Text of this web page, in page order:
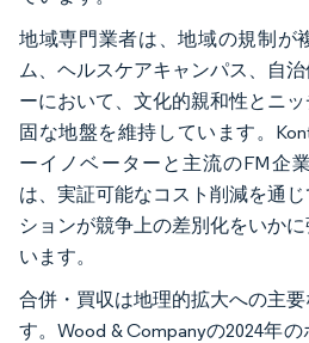
地域専門業者は、地域の規制が
ム、ヘルスケアキャンパス、自
ーにおいて、文化的親和性とニ
固な地盤を維持しています。
ーイノベーターと主流のFM企
は、実証可能なコスト削減を通
ションが競争上の差別化をいか
います。
合併・買収は地理的拡大への主
す。Wood & Companyの2024年